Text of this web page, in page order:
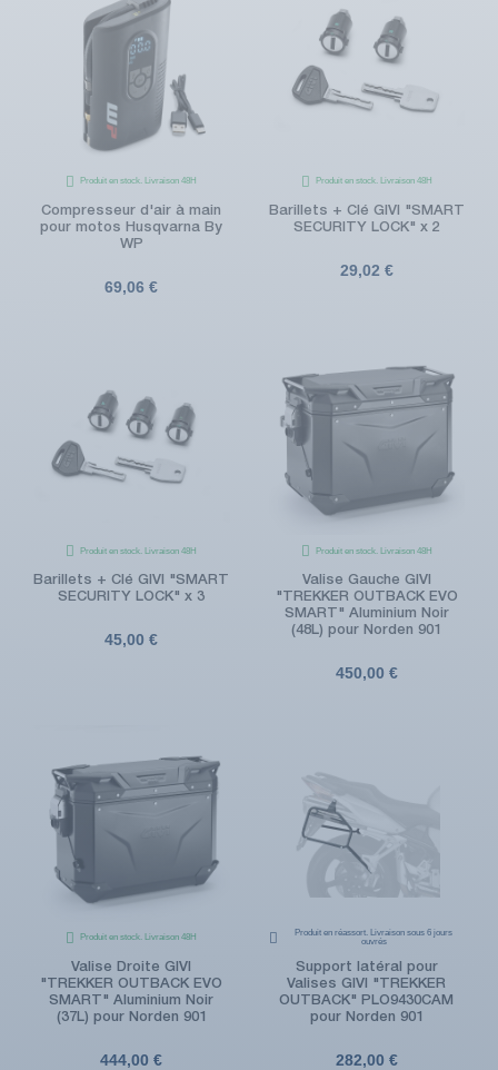
Produit en stock. Livraison 48H
Compresseur d'air à main
pour motos Husqvarna By
WP
69,06 €
Produit en stock. Livraison 48H
Barillets + Clé GIVI "SMART
SECURITY LOCK" x 2
29,02 €
Produit en stock. Livraison 48H
Barillets + Clé GIVI "SMART
SECURITY LOCK" x 3
45,00 €
Produit en stock. Livraison 48H
Valise Gauche GIVI
"TREKKER OUTBACK EVO
SMART" Aluminium Noir
(48L) pour Norden 901
450,00 €
Produit en stock. Livraison 48H
Valise Droite GIVI
"TREKKER OUTBACK EVO
SMART" Aluminium Noir
(37L) pour Norden 901
444,00 €
Produit en réassort. Livraison sous 6 jours
ouvrés
Support latéral pour
Valises GIVI "TREKKER
OUTBACK" PLO9430CAM
pour Norden 901
282,00 €